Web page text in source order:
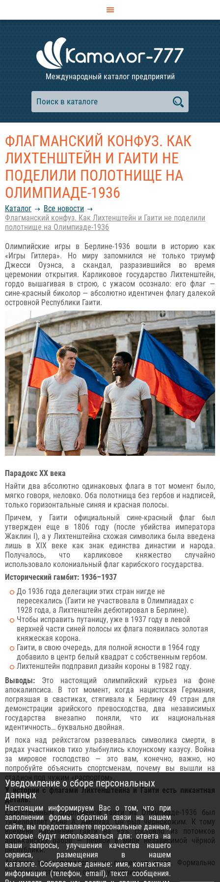
Международный каталог предприятий
ФЛАГМАНСКИЙ КОНФУЗ. КАК
ЛИХТЕНШТЕЙН И ГАИТИ НЕ
ПОДЕЛИЛИ ПОЛОТНИЩЕ НА
ОЛИМПИАДЕ-1936
Каталог
Все новости
Флагманский конфуз. Как Лихтенштейн и Гаити не поделили
полотнище на Олимпиаде-1936
Олимпийские игры в Берлине-1936 вошли в историю как
«Игры Гитлера». Но миру запомнился не только триумф
Джесси Оуэнса, а скандал, разразившийся во время
церемонии открытия. Карликовое государство Лихтенштейн,
гордо вышагивая в строю, с ужасом осознало: его флаг —
сине-красный биколор — абсолютно идентичен флагу далекой
островной Республики Гаити.
Парадокс XX века
Найти два абсолютно одинаковых флага в тот момент было,
мягко говоря, неловко. Оба полотнища без гербов и надписей,
только горизонтальные синяя и красная полосы.
Причем, у Гаити официальный сине-красный флаг был
утвержден еще в 1806 году (после убийства императора
Жаклин I), а у Лихтенштейна схожая символика была введена
лишь в XIX веке как знак единства династии и народа.
Получалось, что карликовое княжество случайно
использовало колониальный флаг карибского государства.
Исторический гамбит: 1936–1937
До 1936 года делегации этих стран нигде не
пересекались (Гаити не участвовала в Олимпиадах с
1928 года, а Лихтенштейн дебютировал в Берлине).
Чтобы исправить путаницу, уже в 1937 году в левой
верхней части синей полосы их флага появилась золотая
княжеская корона.
Гаити, в свою очередь, для полной ясности в 1964 году
добавило в центр белый квадрат с собственным гербом.
Лихтенштейн подправил дизайн короны в 1982 году.
Выводы: Это настоящий олимпийский курьез на фоне
апокалипсиса. В тот момент, когда нацистская Германия,
погрязшая в свастиках, стягивала к Берлину 49 стран для
демонстрации арийского превосходства, два независимых
государства внезапно поняли, что их национальная
идентичность… буквально двойная.
И пока над рейхстагом развевалась символика смерти, в
рядах участников тихо улыбнулись клоунскому казусу. Война
за мировое господство — это вам, конечно, важно, но
попробуйте объяснить спортсменам, почему вы вышли на
стадион под чужим «паспортом».
У истории с флагами Лихтенштейна и Гаити есть пикантная
деталь.
Единственным спортсменом Гаити на Олимпиаде-1936 был
тяжелоатлет Рене А. Амбруаз. Он был чернокожим. К тому
времени население Гаити на 95% состояло из потомков
африканских рабов — первой в мире независимой чёрной
республики.
Амбруаз травмировался и не вышел на старт. Формально
Гаити не выставила ни одного участника.
Уведомление о сборе персональных
данных
Настоящим информируем Вас о том, что при
заполнении формы обратной связи на нашем
сайте, вы предоставляете персональные данные,
которые будут использоваться для: ответа на
ваши запросы, улучшения качества нашего
сервиса, размещения в нашем
каталоге. Собираемые данные: имя, контактная
информация (телефон, email), текст сообщения.